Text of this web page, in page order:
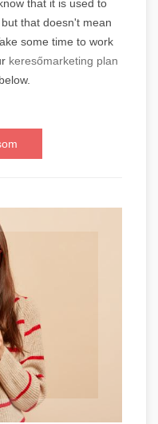
that it is used to
that doesn't mean
some time to work
keresőmarketing plan